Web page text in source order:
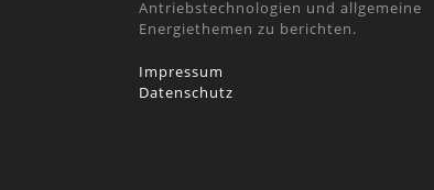
Antriebstechnologien und allgemeine
Energiethemen zu berichten.
Impressum
Datenschutz